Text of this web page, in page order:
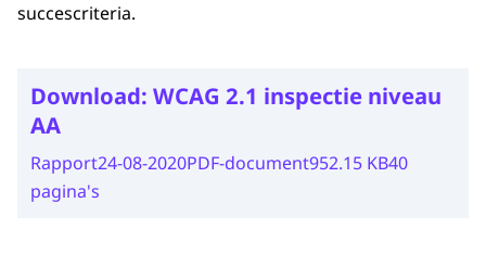
succescriteria.
Download: WCAG 2.1 inspectie niveau
AA
Rapport24-08-2020PDF-document952.15 KB40
pagina's